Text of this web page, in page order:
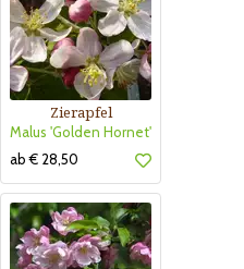
Zierapfel
Malus 'Golden Hornet'
ab € 28,50